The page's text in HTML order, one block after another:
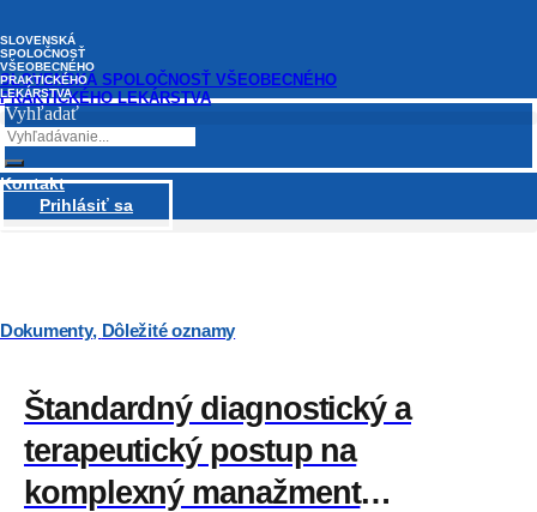
obsah
SLOVENSKÁ SPOLOČNOSŤ VŠEOBECNÉHO
PRAKTICKÉHO LEKÁRSTVA
Vyhľadať
Kontakt
Prihlásiť sa
SLOVENSKÁ
SPOLOČNOSŤ
VŠEOBECNÉHO
PRAKTICKÉHO
LEKÁRSTVA
15 JÚNA, 2020
Dokumenty, Dôležité oznamy
Štandardný diagnostický a
terapeutický postup na
komplexný manažment